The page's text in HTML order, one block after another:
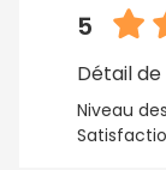
5
Détail
Niveau